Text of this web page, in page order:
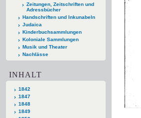
Zeitungen, Zeitschriften und
Adressbücher
Handschriften und Inkunabeln
Judaica
Kinderbuchsammlungen
Koloniale Sammlungen
Musik und Theater
Nachlässe
INHALT
1842
1847
1848
1849